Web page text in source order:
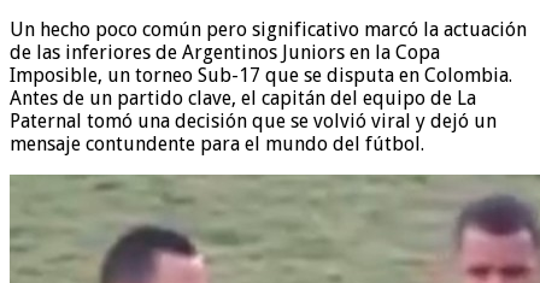
Un hecho poco común pero significativo marcó la actuación
de las inferiores de Argentinos Juniors en la Copa
Imposible, un torneo Sub-17 que se disputa en Colombia.
Antes de un partido clave, el capitán del equipo de La
Paternal tomó una decisión que se volvió viral y dejó un
mensaje contundente para el mundo del fútbol.